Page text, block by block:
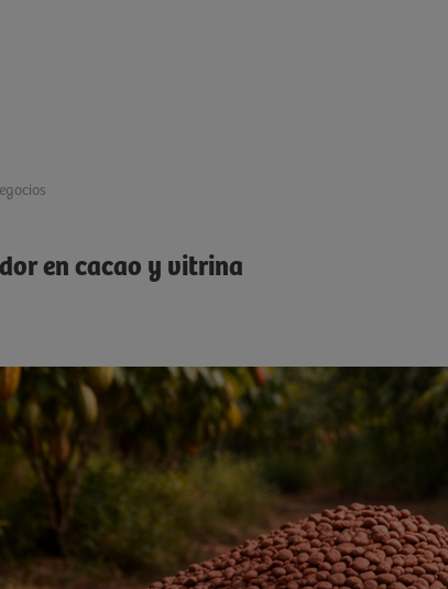
en cacao y vitrina